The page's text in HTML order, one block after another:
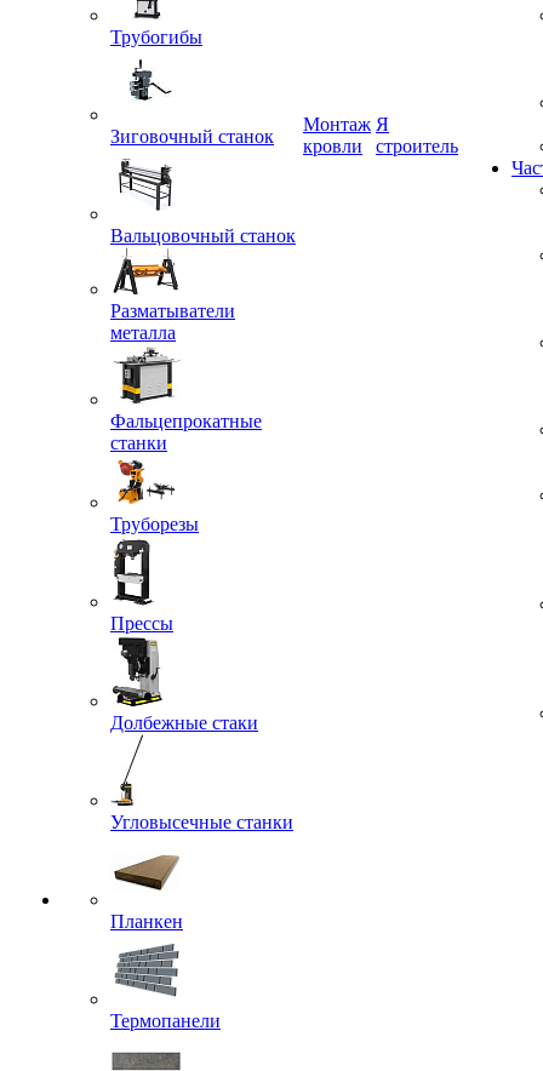
Трубогибы
Зиговочный станок
Вальцовочный станок
Разматыватели
металла
Фальцепрокатные
станки
Труборезы
Прессы
Долбежные стаки
Угловысечные станки
Планкен
Термопанели
Монтаж
кровли
Я
строитель